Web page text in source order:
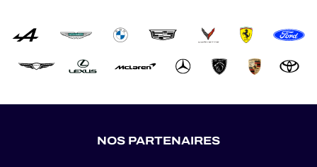
NOS PARTENAIRES